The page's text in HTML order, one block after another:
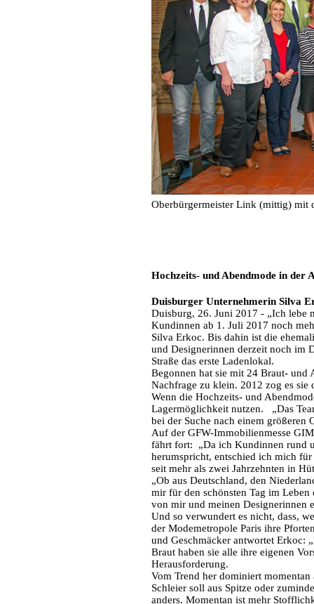
Oberbürgermeister Link (mittig) mit
Hochzeits- und Abendmode in der
Duisburger Unternehmerin Silva
Duisburg, 26. Juni 2017 - „Ich lebe
Kundinnen ab 1. Juli 2017 noch
Silva Erkoc. Bis dahin ist die
und Designerinnen derzeit noch im
Straße das erste Ladenlokal.
Begonnen hat sie mit 24 Braut- und
Nachfrage zu klein. 2012 zog es sie
Wenn die Hochzeits- und
Lagermöglichkeit nutzen. „Das
bei der Suche nach einem größeren
Auf der GFW-Immobilienmesse
fährt fort: „Da ich Kundinnen rund
herumspricht, entschied ich mich
seit mehr als zwei Jahrzehnten in
„Ob aus Deutschland, den
mir für den schönsten Tag im
von mir und meinen Designerinnen
Und so verwundert es nicht, dass,
der Modemetropole Paris ihre
und Geschmäcker antwortet Erkoc:
Braut haben sie alle ihre eigenen
Herausforderung.
Vom Trend her dominiert momentan
Schleier soll aus Spitze oder
anders. Momentan ist mehr